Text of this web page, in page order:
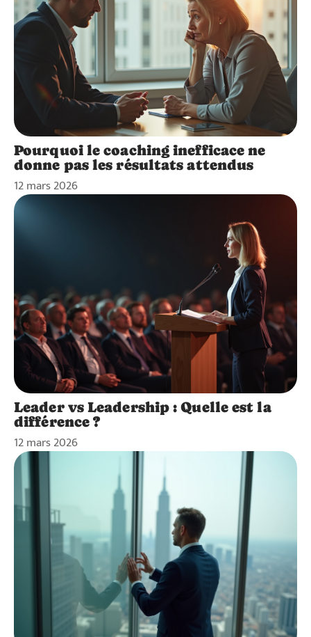
Pourquoi le coaching inefficace ne
donne pas les résultats attendus
12 mars 2026
Leader vs Leadership : Quelle est la
différence ?
12 mars 2026